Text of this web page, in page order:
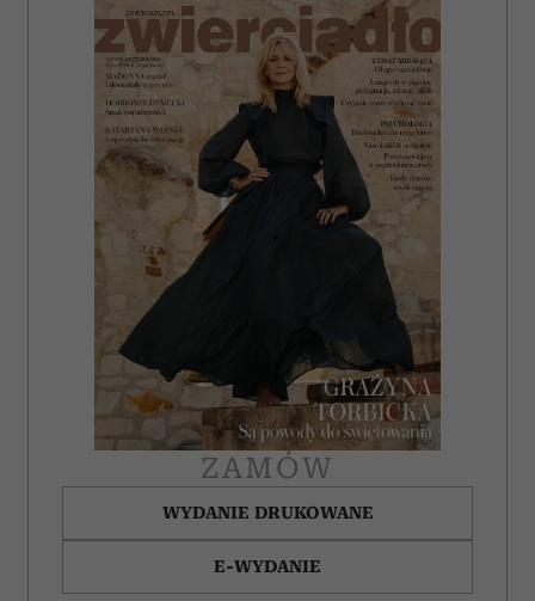
ZAMÓW
WYDANIE DRUKOWANE
E-WYDANIE